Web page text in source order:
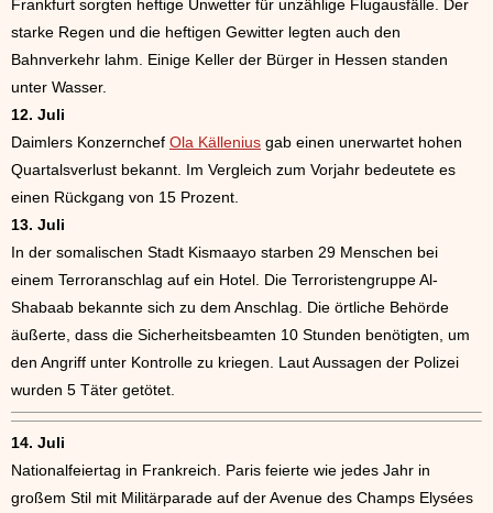
Frankfurt sorgten heftige Unwetter für unzählige Flugausfälle. Der
starke Regen und die heftigen Gewitter legten auch den
Bahnverkehr lahm. Einige Keller der Bürger in Hessen standen
unter Wasser.
12. Juli
Daimlers Konzernchef Ola Källenius gab einen unerwartet hohen
Quartalsverlust bekannt. Im Vergleich zum Vorjahr bedeutete es
einen Rückgang von 15 Prozent.
13. Juli
In der somalischen Stadt Kismaayo starben 29 Menschen bei
einem Terroranschlag auf ein Hotel. Die Terroristengruppe Al-
Shabaab bekannte sich zu dem Anschlag. Die örtliche Behörde
äußerte, dass die Sicherheitsbeamten 10 Stunden benötigten, um
den Angriff unter Kontrolle zu kriegen. Laut Aussagen der Polizei
wurden 5 Täter getötet.
14. Juli
Nationalfeiertag in Frankreich. Paris feierte wie jedes Jahr in
großem Stil mit Militärparade auf der Avenue des Champs Elysées